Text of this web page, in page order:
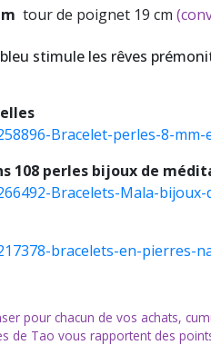
tour de poignet 19 cm
stimule les rêves
Bracelet-perles-8-mm-
108 perles bijoux de
Bracelets-Mala-
bracelets-en-pierres-
pour chacun de vos achats,
de Tao vous rapportent des